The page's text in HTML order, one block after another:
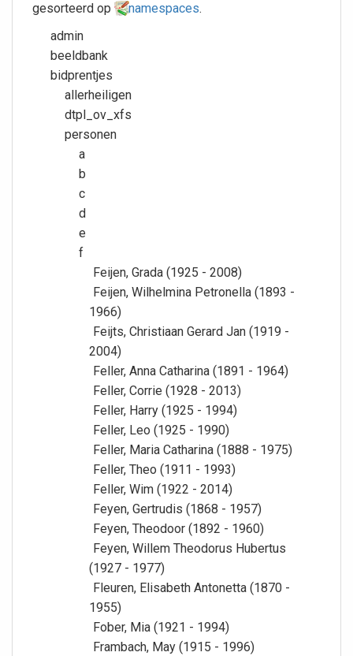
gesorteerd op
namespaces.
admin
beeldbank
bidprentjes
allerheiligen
dtpl_ov_xfs
personen
a
b
c
d
e
f
Feijen, Grada (1925 - 2008)
Feijen, Wilhelmina Petronella (1893 -
1966)
Feijts, Christiaan Gerard Jan (1919 -
2004)
Feller, Anna Catharina (1891 - 1964)
Feller, Corrie (1928 - 2013)
Feller, Harry (1925 - 1994)
Feller, Leo (1925 - 1990)
Feller, Maria Catharina (1888 - 1975)
Feller, Theo (1911 - 1993)
Feller, Wim (1922 - 2014)
Feyen, Gertrudis (1868 - 1957)
Feyen, Theodoor (1892 - 1960)
Feyen, Willem Theodorus Hubertus
(1927 - 1977)
Fleuren, Elisabeth Antonetta (1870 -
1955)
Fober, Mia (1921 - 1994)
Frambach, May (1915 - 1996)